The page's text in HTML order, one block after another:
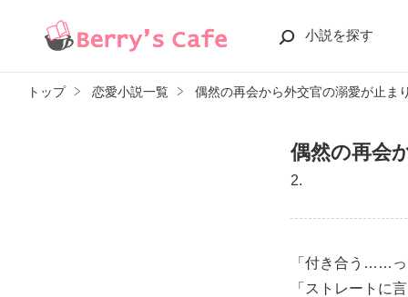
小説を探す
トップ 恋愛小説一覧 偶然の再会から外交官の溺愛が止ま
偶然の再会
2.
「付き合う……っ
「ストレートに